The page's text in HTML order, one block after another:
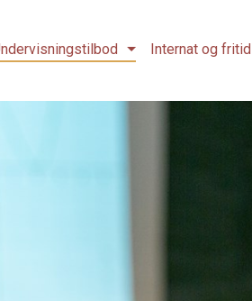
Internat og fritid